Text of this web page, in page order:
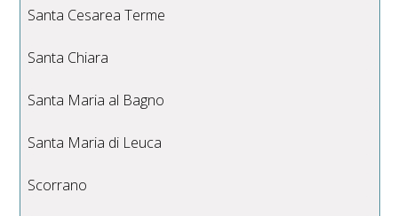
Santa Cesarea Terme
Santa Chiara
Santa Maria al Bagno
Santa Maria di Leuca
Scorrano